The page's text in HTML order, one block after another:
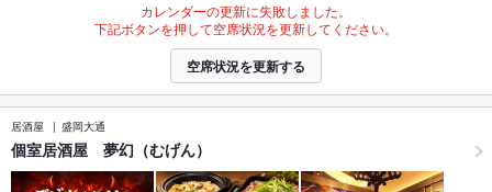
カレンダーの更新に失敗しました。
下記ボタンを押して空席状況を更新してください。
空席状況を更新する
居酒屋 盛岡大通
個室居酒屋 夢幻（むげん）